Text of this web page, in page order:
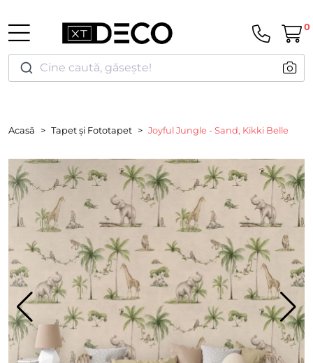
Cine caută, găsește!
0
Acasă Tapet și Fototapet Joyful Jungle - Sand, Kikki Belle